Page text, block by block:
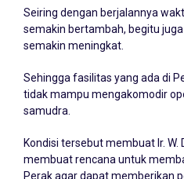
Seiring dengan berjalannya
semakin bertambah, begitu
semakin meningkat.
Sehingga fasilitas yang ada di
tidak mampu mengakomodir
samudra.
Kondisi tersebut membuat Ir.
membuat rencana untuk
Perak agar dapat memberikan